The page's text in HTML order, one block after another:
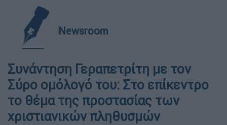
Newsroom
Συνάντηση Γεραπετρίτη με τον
Σύρο ομόλογό του: Στο επίκεντρο
το θέμα της προστασίας των
χριστιανικών πληθυσμών